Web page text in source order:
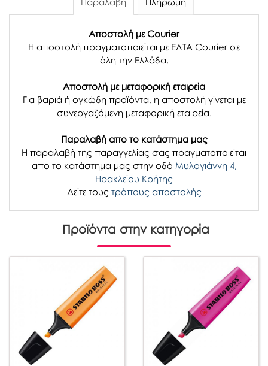
Αποστολή με Courier
Η αποστολή πραγματοποιείται με ΕΛΤΑ Courier σε
όλη την Ελλάδα.
Αποστολή με μεταφορική εταιρεία
Για βαριά ή ογκώδη προϊόντα, η αποστολή γίνεται με
συνεργαζόμενη μεταφορική εταιρεία.
Παραλαβή απο το κατάστημα μας
H παραλαβή της παραγγελίας σας πραγματοποιείται
απο το κατάστημα μας στην οδό Μυλογιάννη 4,
Ηρακλείου Κρήτης
Δείτε τους τρόπους αποστολής
Προϊόντα στην κατηγορία